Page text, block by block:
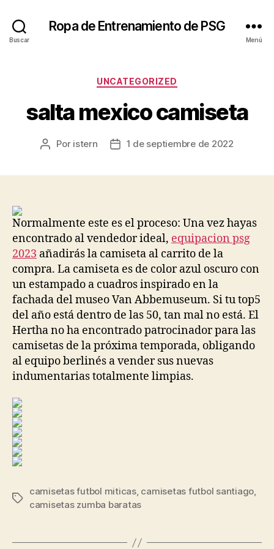
Buscar
Ropa de Entrenamiento de PSG
Menú
Categorías
UNCATEGORIZED
salta mexico camiseta
Autor
Por istern
Fecha1 de septiembre de 2022
Normalmente este es el proceso: Una vez hayas
encontrado al vendedor ideal, equipacion psg
2023 añadirás la camiseta al carrito de la
compra. La camiseta es de color azul oscuro con
un estampado a cuadros inspirado en la
fachada del museo Van Abbemuseum. Si tu top5
del año está dentro de las 50, tan mal no está. El
Hertha no ha encontrado patrocinador para las
camisetas de la próxima temporada, obligando
al equipo berlinés a vender sus nuevas
indumentarias totalmente limpias.
Etiquetas
camisetas futbol miticas, camisetas futbol santiago,
camisetas zumba baratas